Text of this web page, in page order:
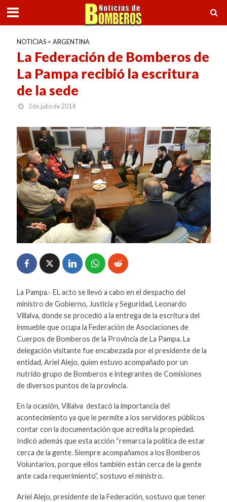
NOTICIAS • ARGENTINA
La Federación de Bomberos de
La Pampa recibió la escritura
de la sede
3 de julio de 2014
La Pampa.- EL acto se llevó a cabo en el despacho del
ministro de Gobierno, Justicia y Seguridad, Leonardo
Villalva, donde se procedió a la entrega de la escritura del
inmueble que ocupa la Federación de Asociaciones de
Cuerpos de Bomberos de la Provincia de La Pampa. La
delegación visitante fue encabezada por el presidente de la
entidad, Ariel Alejo, quien estuvo acompañado por un
nutrido grupo de Bomberos e integrantes de Comisiones
de diversos puntos de la provincia.
En la ocasión, Villalva destacó la importancia del
acontecimiento ya que le permite a los servidores públicos
contar con la documentación que acredita la propiedad.
Indicó además que esta acción “remarca la política de estar
cerca de la gente. Siempre acompañamos a los Bomberos
Voluntarios, porque ellos también están cerca de la gente
ante cada requerimiento”, sostuvo el ministro.
Ariel Alejo, presidente de la Federación, sostuvo que tener